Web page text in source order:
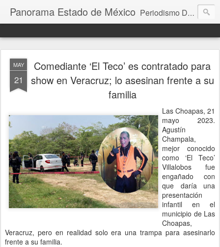
Panorama Estado de México Periodismo Digital
MAY
21
Comediante ‘El Teco’ es contratado para
show en Veracruz; lo asesinan frente a su
familia
Las Choapas, 21
mayo 2023.
Agustín
Champala,
mejor conocido
como ‘El Teco’
Villalobos fue
engañado con
que daría una
presentación
infantil en el
municipio de Las
Choapas,
Veracruz, pero en realidad solo era una trampa para asesinarlo
frente a su familia.